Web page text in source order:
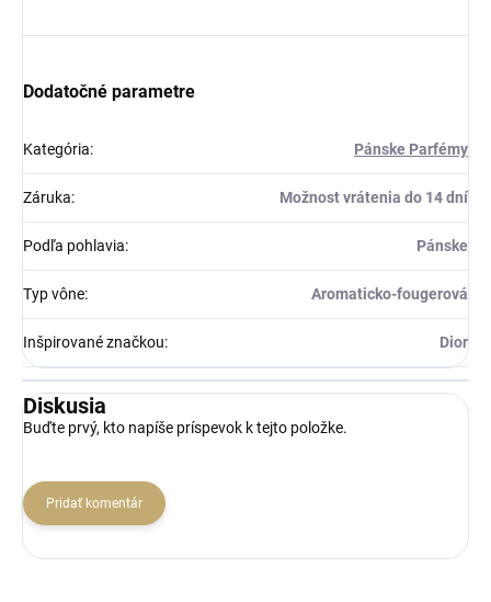
Dodatočné parametre
Kategória: Pánske Parfémy
Záruka: Možnost vrátenia do 14 dní
Podľa pohlavia: Pánske
Typ vône: Aromaticko-fougerová
Inšpirované značkou: Dior
Diskusia
Buďte prvý, kto napíše príspevok k tejto položke.
Pridať komentár